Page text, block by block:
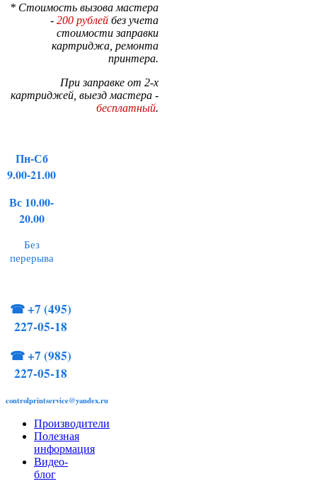
* Стоимость вызова мастера
- 200 рублей без учета
стоимости заправки
картриджа, ремонта
принтера.
При заправке от 2-х
картриджей, выезд мастера -
бесплатный.
Пн-Сб
9.00-21.00
Вс 10.00-
20.00
Без
перерыва
☎+7 (495)
227-05-18
☎+7 (985)
227-05-18
controlprintservice@yandex.ru
Производители
Полезная
информация
Видео-
блог